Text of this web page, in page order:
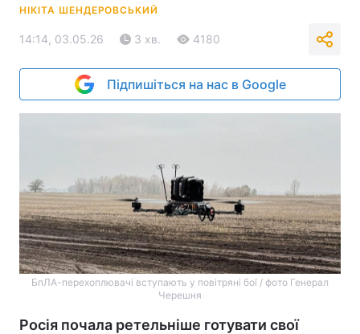
НІКІТА ШЕНДЕРОВСЬКИЙ
14:14, 03.05.26 3 хв. 4180
Підпишіться на нас в Google
БпЛА-перехоплювачі вступають у повітряні бої / фото Генерал
Черешня
Росія почала ретельніше готувати свої